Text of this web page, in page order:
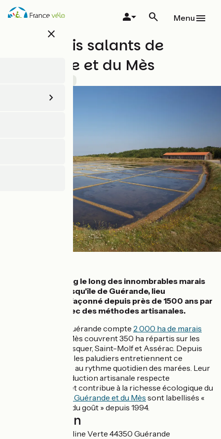
Aller
au
close
Menu
Les Marais salants de
Guérande et du Mès
Pédalez en zigzag le long des innombrables marais
salants de la presqu'île de Guérande, lieu
incontournable façonné depuis près de 1500 ans par
des paludiers avec des méthodes artisanales.
La Presqu’île de Guérande compte 2 000 ha de marais
. Ceux du Mès couvrent 350 ha répartis sur les
communes de Mesquer, Saint-Molf et Assérac. Depuis
près de 1 500 ans, les paludiers entretiennent ce
paysage unique lié au rythme quotidien des marées. Leur
technique de production artisanale respecte
l’environnement et contribue à la richesse écologique du
Les marais de Guérande et du Mès sont labellisés «
Site remarquable du goût » depuis 1994.
Localisation
7 Impasse de la Saline Verte 44350 Guérande